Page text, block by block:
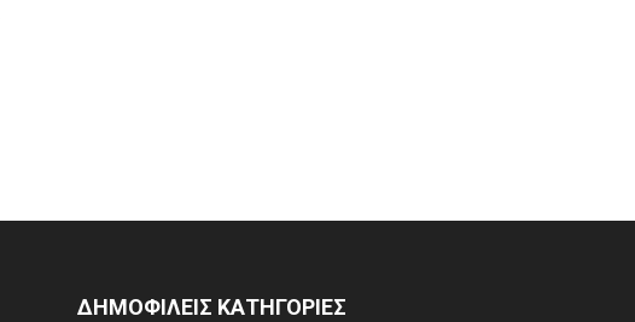
ΔΗΜΟΦΙΛΕΙΣ ΚΑΤΗΓΟΡΙΕΣ